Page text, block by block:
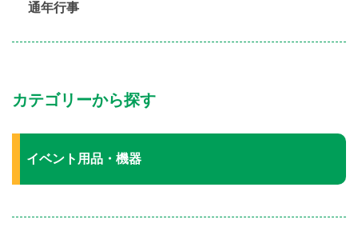
通年行事
カテゴリーから探す
イベント用品・機器